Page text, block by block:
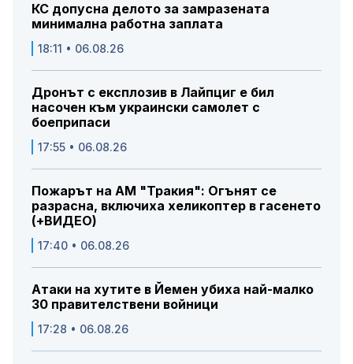
КС допусна делото за замразената
минимална работна заплата
18:11 • 06.08.26
Дронът с експлозив в Лайпциг е бил
насочен към украински самолет с
боеприпаси
17:55 • 06.08.26
Пожарът на АМ "Тракия": Огънят се
разрасна, включиха хеликоптер в гасенето
(+ВИДЕО)
17:40 • 06.08.26
Атаки на хутите в Йемен убиха най-малко
30 правителствени войници
17:28 • 06.08.26